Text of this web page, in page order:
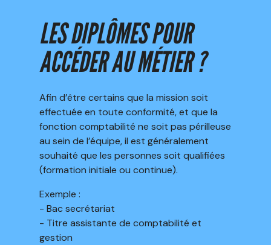
LES DIPLÔMES POUR
ACCÉDER AU MÉTIER ?
Afin d’être certains que la mission soit
effectuée en toute conformité, et que la
fonction comptabilité ne soit pas périlleuse
au sein de l’équipe, il est généralement
souhaité que les personnes soit qualifiées
(formation initiale ou continue).
Exemple :
- Bac secrétariat
- Titre assistante de comptabilité et
gestion